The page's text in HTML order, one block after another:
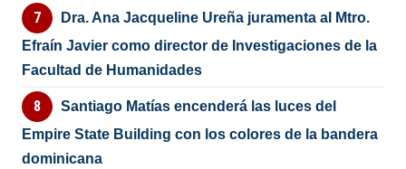
Dra. Ana Jacqueline Ureña juramenta al Mtro.
Efraín Javier como director de Investigaciones de la
Facultad de Humanidades
Santiago Matías encenderá las luces del
Empire State Building con los colores de la bandera
dominicana